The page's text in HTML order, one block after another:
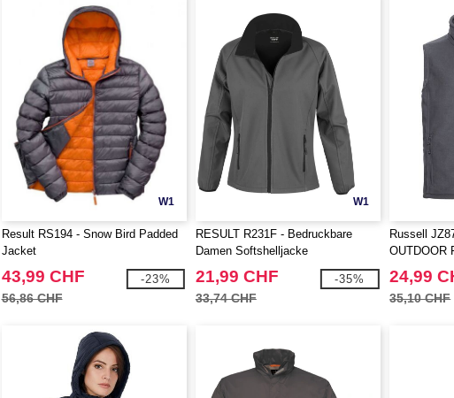
W1
Result RS194 - Snow Bird Padded
Jacket
43,99 CHF
56,86 CHF
-23%
W1
RESULT R231F - Bedruckbare
Damen Softshelljacke
21,99 CHF
33,74 CHF
-35%
Russell
OUTDOOR
24,99
35,10 CHF